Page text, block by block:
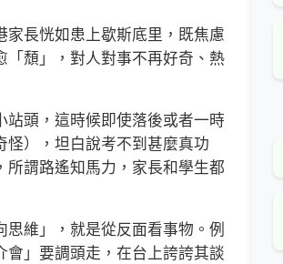
長恍如患上歇斯底里，既焦慮
「頹」，對人對事不再好奇、熱
頭，這時候即使落後或者一時
怪），坦白說考不到甚麼真功
謂路遙知馬力，家長和學生都
維」，就是從反面看事物。例
」要調頭走，在台上誇誇其談